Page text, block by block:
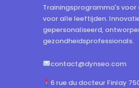
Trainingsprogramma's voor
voor alle leeftijden.
gepersonaliseerd,
gezondheidsprofessionals.
contact@dynseo.com
6 rue du docteur Finlay